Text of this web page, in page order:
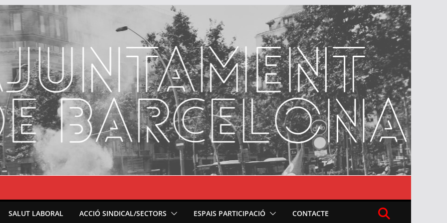
SALUT LABORAL ACCIÓ SINDICAL/SECTORS ESPAIS PARTICIPACIÓ CONTACTE